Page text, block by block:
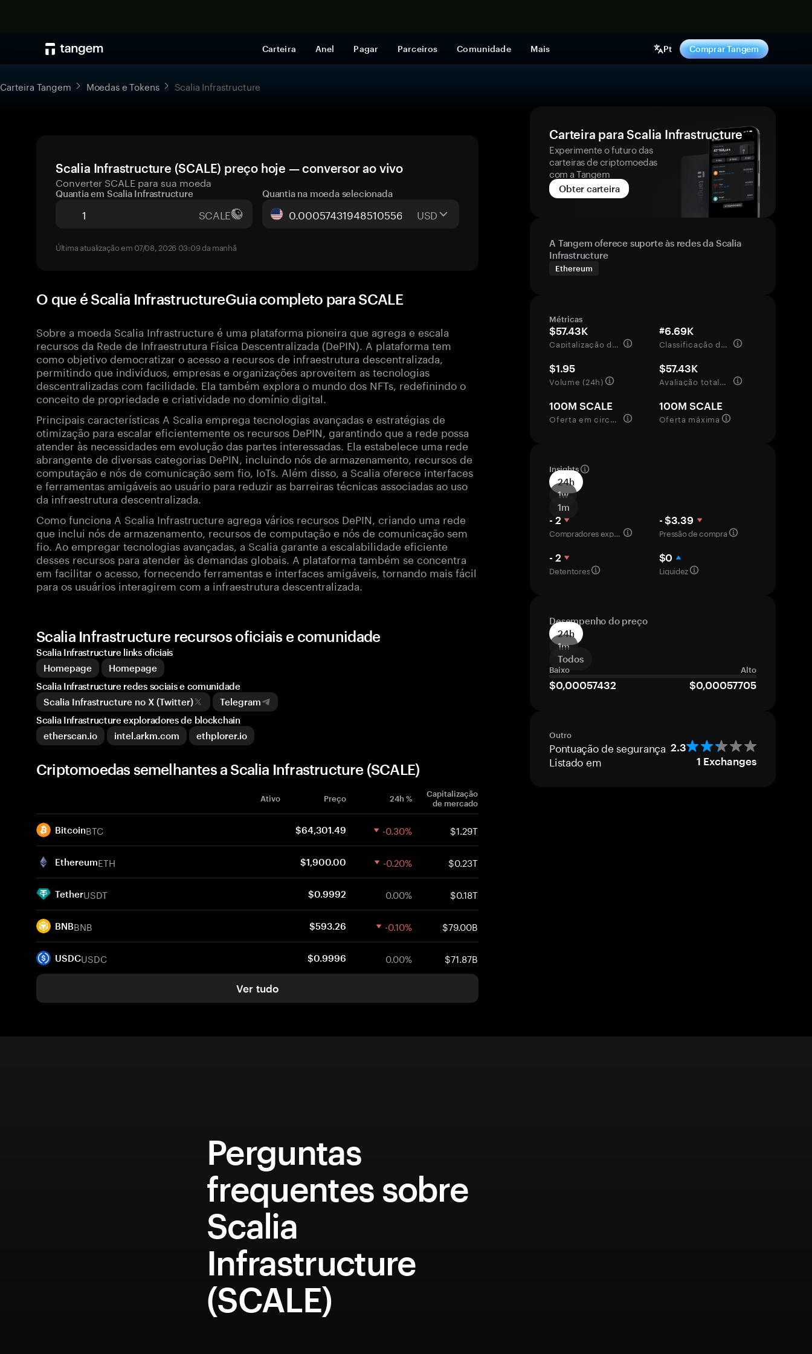
Carteira Anel Pagar Parceiros Comunidade Mais Pt Comprar Tangem
Carteira Tangem Moedas e Tokens Scalia Infrastructure
Scalia Infrastructure (SCALE) preço hoje — conversor ao vivo
Converter SCALE para sua moeda
Quantia em Scalia Infrastructure
SCALE
Quantia na moeda selecionada
USD
Última atualização em 07/08, 2026 03:09 da manhã
O que é Scalia InfrastructureGuia completo para SCALE
Sobre a moeda Scalia Infrastructure é uma plataforma pioneira que agrega e escala
recursos da Rede de Infraestrutura Física Descentralizada (DePIN). A plataforma tem
como objetivo democratizar o acesso a recursos de infraestrutura descentralizada,
permitindo que indivíduos, empresas e organizações aproveitem as tecnologias
descentralizadas com facilidade. Ela também explora o mundo dos NFTs, redefinindo o
conceito de propriedade e criatividade no domínio digital.
Principais características A Scalia emprega tecnologias avançadas e estratégias de
otimização para escalar eficientemente os recursos DePIN, garantindo que a rede possa
atender às necessidades em evolução das partes interessadas. Ela estabelece uma rede
abrangente de diversas categorias DePIN, incluindo nós de armazenamento, recursos de
computação e nós de comunicação sem fio, IoTs. Além disso, a Scalia oferece interfaces
e ferramentas amigáveis ao usuário para reduzir as barreiras técnicas associadas ao uso
da infraestrutura descentralizada.
Como funciona A Scalia Infrastructure agrega vários recursos DePIN, criando uma rede
que inclui nós de armazenamento, recursos de computação e nós de comunicação sem
fio. Ao empregar tecnologias avançadas, a Scalia garante a escalabilidade eficiente
desses recursos para atender às demandas globais. A plataforma também se concentra
em facilitar o acesso, fornecendo ferramentas e interfaces amigáveis, tornando mais fácil
para os usuários interagirem com a infraestrutura descentralizada.
Carteira para Scalia Infrastructure
Experimente o futuro das
carteiras de criptomoedas
com a Tangem
Obter carteira
A Tangem oferece suporte às redes da Scalia
Infrastructure
Ethereum
Métricas
$57.43K
Capitalização de mercado
#6.69K
Classificação de mercado
$1.95
Volume (24h)
$57.43K
Avaliação totalmente diluída
100M SCALE
Oferta em circulação
100M SCALE
Oferta máxima
Insights
24h
1w
1m
- 2
Compradores experientes
- $3.39
Pressão de compra
- 2
Detentores
$0
Liquidez
Desempenho do preço
24h
1m
Todos
Baixo Alto
$0,00057432 $0,00057705
Outro
Pontuação de segurança 2.3
Listado em 1 Exchanges
Scalia Infrastructure recursos oficiais e comunidade
Scalia Infrastructure links oficiais
Homepage
Homepage
Scalia Infrastructure redes sociais e comunidade
Scalia Infrastructure no X (Twitter)
Telegram
Scalia Infrastructure exploradores de blockchain
etherscan.io
intel.arkm.com ethplorer.io
Criptomoedas semelhantes a Scalia Infrastructure (SCALE)
Ativo Preço 24h %
Capitalização
de mercado
BitcoinBTC $64,301.49 -0.30% $1.29T
EthereumETH $1,900.00 -0.20% $0.23T
TetherUSDT $0.9992 0.00% $0.18T
BNBBNB $593.26 -0.10% $79.00B
USDCUSDC $0.9996 0.00% $71.87B
Ver tudo
Perguntas
frequentes sobre
Scalia
Infrastructure
(SCALE)